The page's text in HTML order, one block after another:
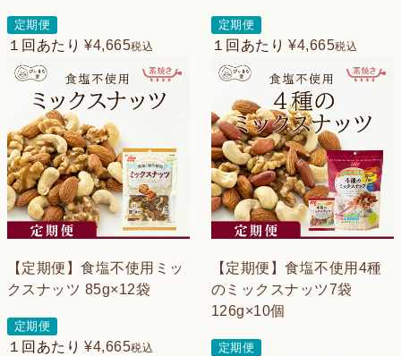
定期便
１回あたり ¥4,665税込
定期便
１回あたり ¥4,665税込
【定期便】食塩不使用ミッ
クスナッツ 85g×12袋
定期便
１回あたり ¥4,665税込
【定期便】食塩不使用4種
のミックスナッツ7袋
126g×10個
定期便